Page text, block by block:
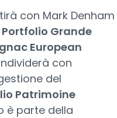
con Mark Denham
Grande
European
con
del
Patrimoine
è parte della